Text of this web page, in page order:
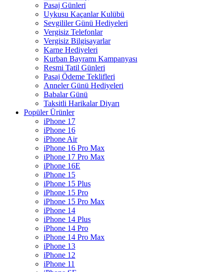
Pasaj Günleri
Uykusu Kaçanlar Kulübü
Sevgililer Günü Hediyeleri
Vergisiz Telefonlar
Vergisiz Bilgisayarlar
Karne Hediyeleri
Kurban Bayramı Kampanyası
Resmi Tatil Günleri
Pasaj Ödeme Teklifleri
Anneler Günü Hediyeleri
Babalar Günü
Taksitli Harikalar Diyarı
Popüler Ürünler
iPhone 17
iPhone 16
iPhone Air
iPhone 16 Pro Max
iPhone 17 Pro Max
iPhone 16E
iPhone 15
iPhone 15 Plus
iPhone 15 Pro
iPhone 15 Pro Max
iPhone 14
iPhone 14 Plus
iPhone 14 Pro
iPhone 14 Pro Max
iPhone 13
iPhone 12
iPhone 11